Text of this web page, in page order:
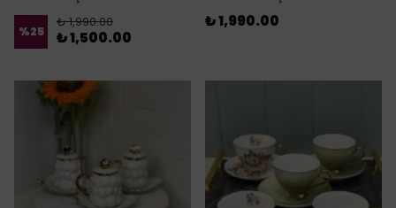
%25
₺ 1,990.00
₺ 1,500.00
₺ 1,990.00